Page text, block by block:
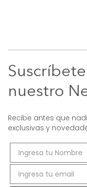
nuestro
Recibe antes que
exclusivas y